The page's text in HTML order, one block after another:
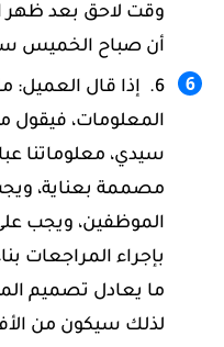
وقت لاحق بعد ظهر
أن صباح الخميس
إذا قال
المعلومات، فيقول
سيدي، معلوماتنا
مصممة بعناية،
الموظفين، ويجب
بإجراء المراجعات
ما يعادل تصميم
لذلك سيكون من